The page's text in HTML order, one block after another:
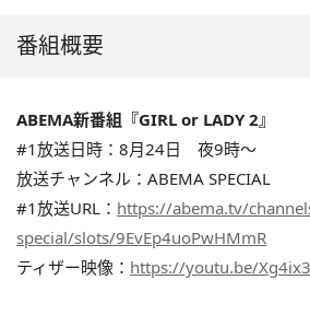
番組概要
ABEMA新番組『GIRL or LADY 2』
#1放送日時：8月24日 夜9時〜
放送チャンネル：ABEMA SPECIAL
#1放送URL： https://abema.tv/
special/slots/9EvEp4uoPwHMmR
ティザー映像： https://youtu.be/